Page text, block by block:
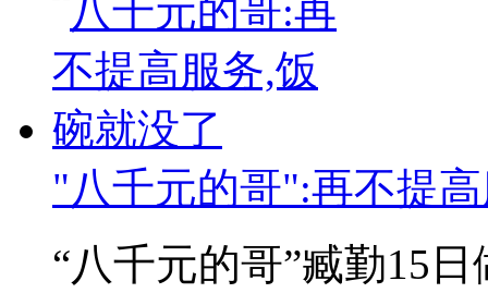
"八千元的哥":再不提
“八千元的哥”臧勤15